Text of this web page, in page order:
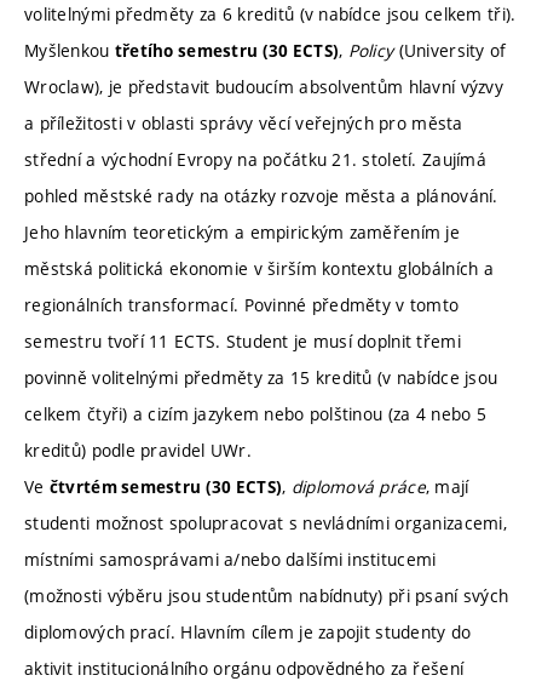
volitelnými předměty za 6 kreditů (v nabídce jsou celkem tři).
Myšlenkou třetího semestru (30 ECTS), Policy(University of
Wroclaw), je představit budoucím absolventům hlavní výzvy
a příležitosti v oblasti správy věcí veřejných pro města
střední a východní Evropy na počátku 21. století. Zaujímá
pohled městské rady na otázky rozvoje města a plánování.
Jeho hlavním teoretickým a empirickým zaměřením je
městská politická ekonomie v širším kontextu globálních a
regionálních transformací. Povinné předměty v tomto
semestru tvoří 11 ECTS. Student je musí doplnit třemi
povinně volitelnými předměty za 15 kreditů (v nabídce jsou
celkem čtyři) a cizím jazykem nebo polštinou (za 4 nebo 5
kreditů) podle pravidel UWr.
Ve čtvrtém semestru (30 ECTS), diplomová práce, mají
studenti možnost spolupracovat s nevládními organizacemi,
místními samosprávami a/nebo dalšími institucemi
(možnosti výběru jsou studentům nabídnuty) při psaní svých
diplomových prací. Hlavním cílem je zapojit studenty do
aktivit institucionálního orgánu odpovědného za řešení